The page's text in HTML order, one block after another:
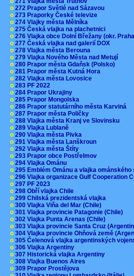
o 272 Prapor Světlé nad Sázavou
o 273 Praporky České televize
o 274 Vlajky města Mělníka
o 275 Česká vlajka na plachetnici
o 276 Vlajka obce Dolní Břežany (okr.
o 277 Česká vlajka nad galerií DOX
o 278 Vlajka města Berouna
o 279 Vlajka Nového Města nad Metují
o 280 Prapor města Gdaňsk (Polsko)
o 281 Prapor města Kutná Hora
o 282 Vlajka města Lovosice
o 283 PF 2022
o 284 Prapor Ukrajiny
o 285 Prapor Mongolska
o 286 Prapor statutárního města Karviná
o 287 Prapor města Poličky
o 288 Vlajka města Kranj ve Slovinsku
o 289 Vlajka Lublaně
o 290 Vlajka města Pivka
o 291 Vlajka města Lanškroun
o 292 Vlajka města Štíty
o 293 Prapor obce Postřelmov
o 294 Vlajka Ománu
o 295 Emblém Ománu a vlajka
o 296 Vlajka organizace Gulf Cooperation
o 297 PF 2023
o 298 Obří vlajka Chile
o 299 Chilská prezidentská vlajka
o 300 Vlajka Viňa del Mar (Chile)
o 301 Vlajka provincie Patagonie (Chile)
o 302 Vlajka Punta Arenas (Chile)
o 303 Vlajka provincie Santa Cruz
o 304 Vlajka provincie Ohňová země
o 305 Čelenová vlajka argentinských
o 306 Vlajka Argentiny
o 307 Historická vlajka Argentiny
o 308 Vlajka Buenos Aires
o 309 Prapor Prostějova